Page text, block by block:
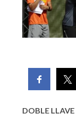
DOBLE LLAVE